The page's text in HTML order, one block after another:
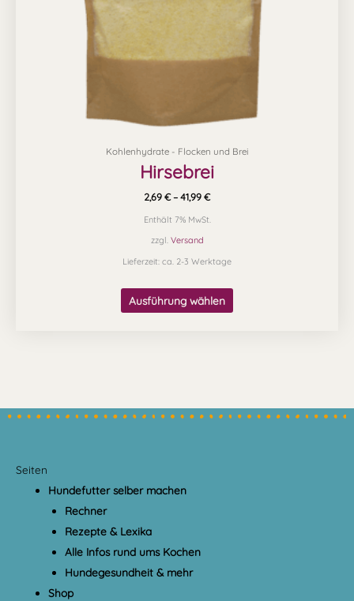
Kohlenhydrate - Flocken und Brei
Hirsebrei
2,69 € – 41,99 €
Enthält 7% MwSt.
zzgl. Versand
Lieferzeit: ca. 2-3 Werktage
Ausführung wählen
der
Produktseite
gewählt
Seiten
Hundefutter selber machen
Rechner
Rezepte & Lexika
Alle Infos rund ums Kochen
Hundegesundheit & mehr
Shop